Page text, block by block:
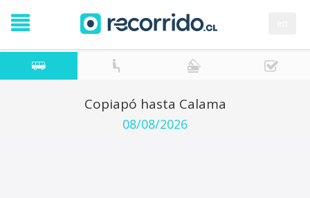
Copiapó hasta Calama
08/08/2026